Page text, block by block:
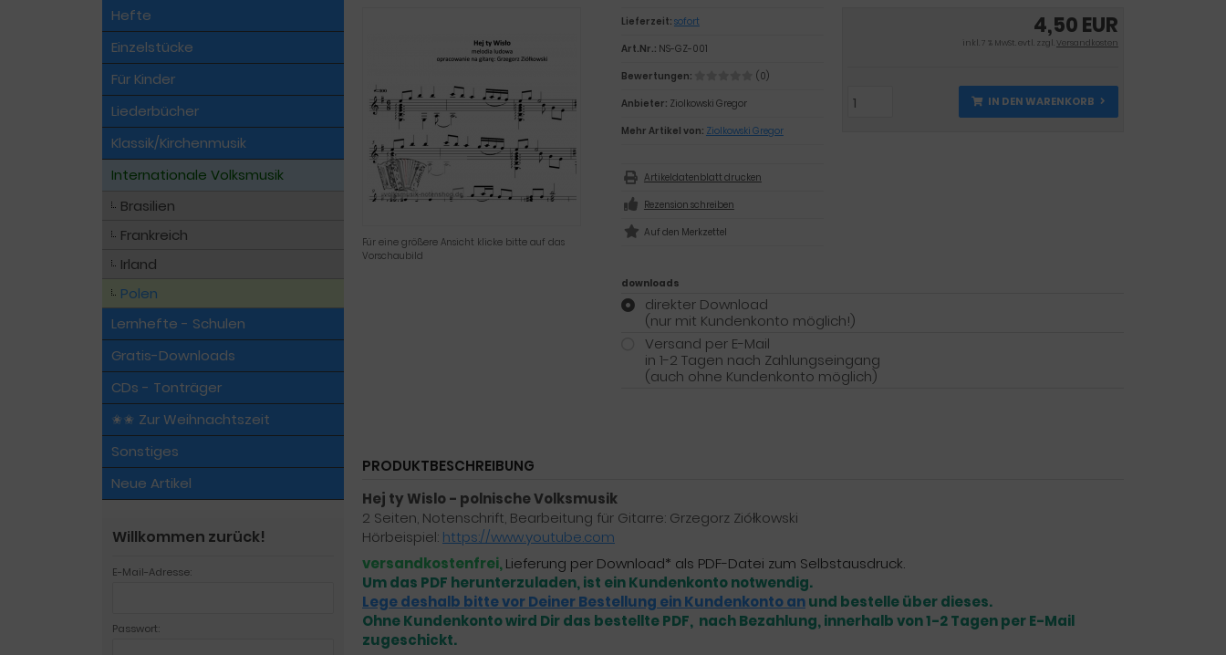
Für eine größere Ansicht klicke bitte auf das
Vorschaubild
4,50 EUR
inkl. 7 % MwSt. evtl. zzgl.Versandkosten
IN DEN WARENKORB
Lieferzeit: sofort
Art.Nr.: NS-GZ-001
Bewertungen:
(0)
Anbieter: Ziolkowski Gregor
Mehr Artikel von: Ziolkowski Gregor
Artikeldatenblatt drucken
Rezension schreiben
downloads
direkter Download
(nur mit Kundenkonto möglich!)
Versand per E-Mail
in 1-2 Tagen nach Zahlungseingang
(auch ohne Kundenkonto möglich)
PRODUKTBESCHREIBUNG
Hej ty Wislo - polnische Volksmusik
2 Seiten, Notenschrift, Bearbeitung für Gitarre: Grzegorz Ziółkowski
Hörbeispiel: https://www.youtube.com
versandkostenfrei,Lieferung per Download* als PDF-Datei zum Selbstausdruck.
Um das PDF herunterzuladen, ist ein Kundenkonto notwendig.
Lege deshalb bitte vor Deiner Bestellung ein Kundenkonto anund bestelle über dieses.
Ohne Kundenkonto wird Dir das bestellte PDF, nach Bezahlung, innerhalb von 1-2 Tagen per E-Mail
zugeschickt.
Hefte
Einzelstücke
Für Kinder
Liederbücher
Klassik/Kirchenmusik
Internationale Volksmusik
Brasilien
Frankreich
Irland
Polen
Lernhefte - Schulen
Gratis-Downloads
CDs - Tonträger
✬✬ Zur Weihnachtszeit
Sonstiges
Neue Artikel
Willkommen zurück!
E-Mail-Adresse:
Passwort: